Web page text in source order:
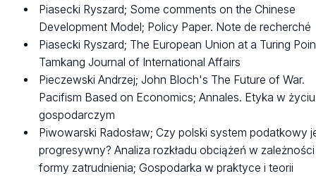
Piasecki Ryszard; Some comments on the Chinese
Development Model; Policy Paper. Note de recherché
Piasecki Ryszard; The European Union at a Turing
Tamkang Journal of International Affairs
Pieczewski Andrzej; John Bloch's The Future of War.
Pacifism Based on Economics; Annales. Etyka w życiu
gospodarczym
Piwowarski Radosław; Czy polski system podatkowy
progresywny? Analiza rozkładu obciążeń w
formy zatrudnienia; Gospodarka w praktyce i teorii